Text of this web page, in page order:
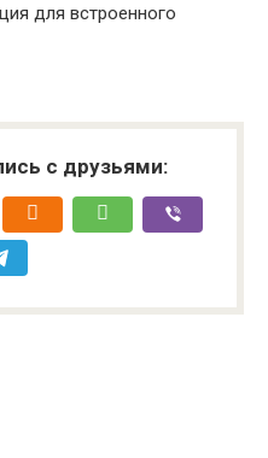
для встроенного
с друзьями: